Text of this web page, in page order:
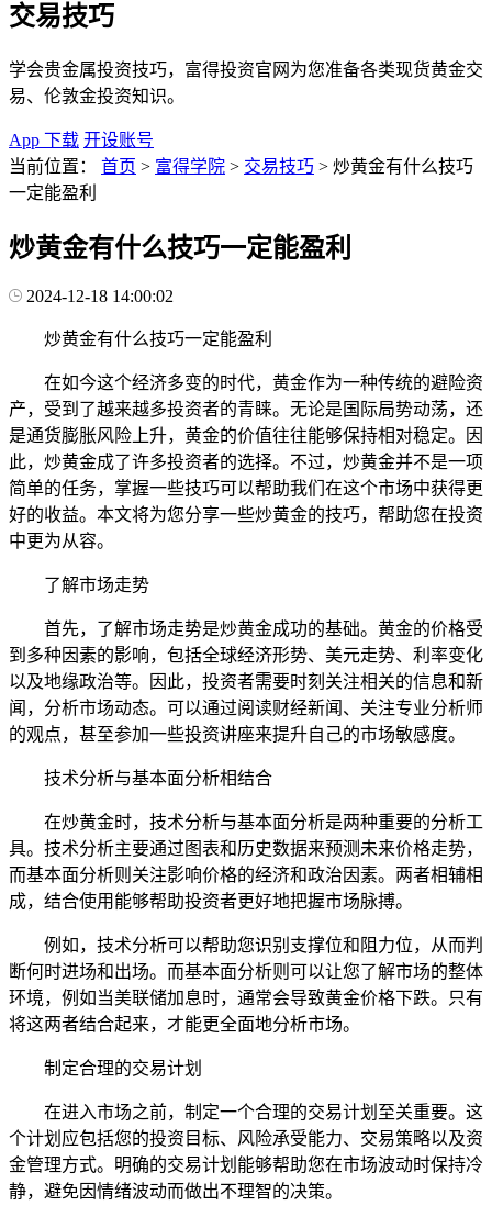
交易技巧
学会贵金属投资技巧，富得投资官网为您准备各类现货黄金交
易、伦敦金投资知识。
App 下载 开设账号
当前位置：
首页 > 富得学院 > 交易技巧 > 炒黄金有什么技巧
一定能盈利
炒黄金有什么技巧一定能盈利
2024-12-18 14:00:02
炒黄金有什么技巧一定能盈利
在如今这个经济多变的时代，黄金作为一种传统的避险资
产，受到了越来越多投资者的青睐。无论是国际局势动荡，还
是通货膨胀风险上升，黄金的价值往往能够保持相对稳定。因
此，炒黄金成了许多投资者的选择。不过，炒黄金并不是一项
简单的任务，掌握一些技巧可以帮助我们在这个市场中获得更
好的收益。本文将为您分享一些炒黄金的技巧，帮助您在投资
中更为从容。
了解市场走势
首先，了解市场走势是炒黄金成功的基础。黄金的价格受
到多种因素的影响，包括全球经济形势、美元走势、利率变化
以及地缘政治等。因此，投资者需要时刻关注相关的信息和新
闻，分析市场动态。可以通过阅读财经新闻、关注专业分析师
的观点，甚至参加一些投资讲座来提升自己的市场敏感度。
技术分析与基本面分析相结合
在炒黄金时，技术分析与基本面分析是两种重要的分析工
具。技术分析主要通过图表和历史数据来预测未来价格走势，
而基本面分析则关注影响价格的经济和政治因素。两者相辅相
成，结合使用能够帮助投资者更好地把握市场脉搏。
例如，技术分析可以帮助您识别支撑位和阻力位，从而判
断何时进场和出场。而基本面分析则可以让您了解市场的整体
环境，例如当美联储加息时，通常会导致黄金价格下跌。只有
将这两者结合起来，才能更全面地分析市场。
制定合理的交易计划
在进入市场之前，制定一个合理的交易计划至关重要。这
个计划应包括您的投资目标、风险承受能力、交易策略以及资
金管理方式。明确的交易计划能够帮助您在市场波动时保持冷
静，避免因情绪波动而做出不理智的决策。